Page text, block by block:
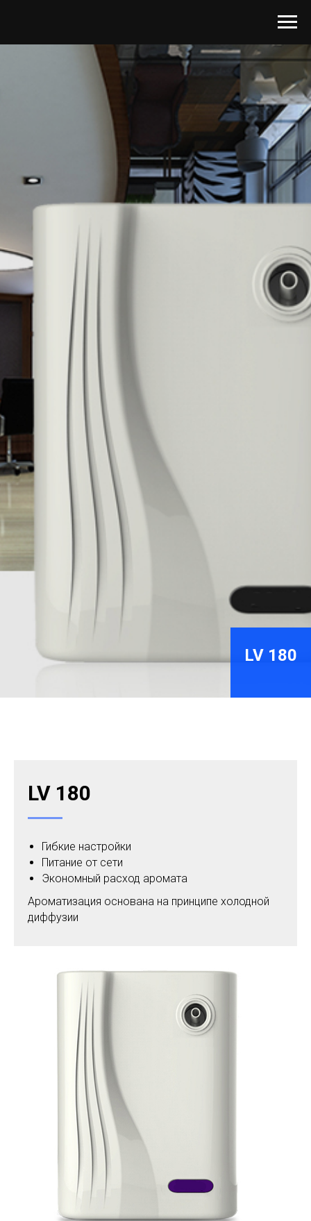
LV 180
LV 180
Гибкие настройки
Питание от сети
Экономный расход аромата
Ароматизация основана на принципе холодной
диффузии